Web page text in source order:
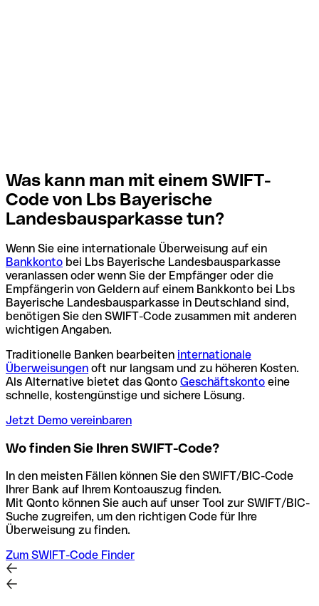
Was kann man mit einem SWIFT-
Code von Lbs Bayerische
Landesbausparkasse tun?
Wenn Sie eine internationale Überweisung auf ein
Bankkonto bei Lbs Bayerische Landesbausparkasse
veranlassen oder wenn Sie der Empfänger oder die
Empfängerin von Geldern auf einem Bankkonto bei Lbs
Bayerische Landesbausparkasse in Deutschland sind,
benötigen Sie den SWIFT-Code zusammen mit anderen
wichtigen Angaben.
Traditionelle Banken bearbeiten internationale
Überweisungen oft nur langsam und zu höheren Kosten.
Als Alternative bietet das Qonto Geschäftskonto eine
schnelle, kostengünstige und sichere Lösung.
Jetzt Demo vereinbaren
Wo finden Sie Ihren SWIFT-Code?
In den meisten Fällen können Sie den SWIFT/BIC-Code
Ihrer Bank auf Ihrem Kontoauszug finden.
Mit Qonto können Sie auch auf unser Tool zur SWIFT/BIC-
Suche zugreifen, um den richtigen Code für Ihre
Überweisung zu finden.
Zum SWIFT-Code Finder